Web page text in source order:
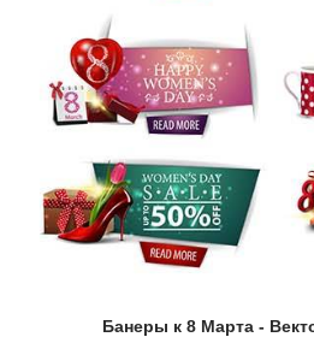
Банеры к 8 Марта -